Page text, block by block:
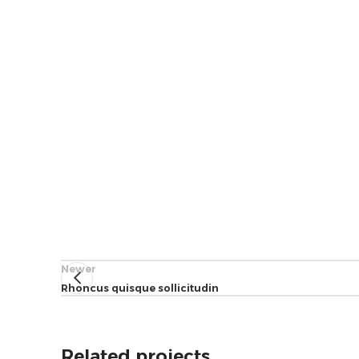
Newer
Rhoncus quisque sollicitudin